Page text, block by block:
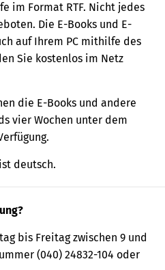
im Format RTF. Nicht jedes
Die E-Books und E-
auf Ihrem PC mithilfe des
Sie kostenlos im Netz
die E-Books und andere
vier Wochen unter dem
deutsch.
bis Freitag zwischen 9 und
(040) 24832-104 oder